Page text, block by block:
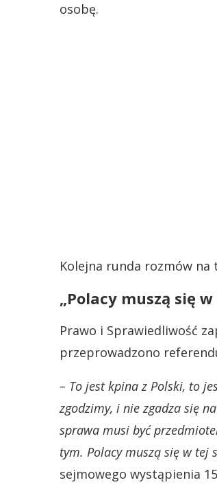
osobę.
Kolejna runda rozmów
„Polacy muszą się
Prawo i Sprawiedliwość
przeprowadzono
– To jest kpina z Polski, to
zgodzimy, i nie zgadza się
sprawa musi być
tym. Polacy muszą się w tej
sejmowego wystąpienia